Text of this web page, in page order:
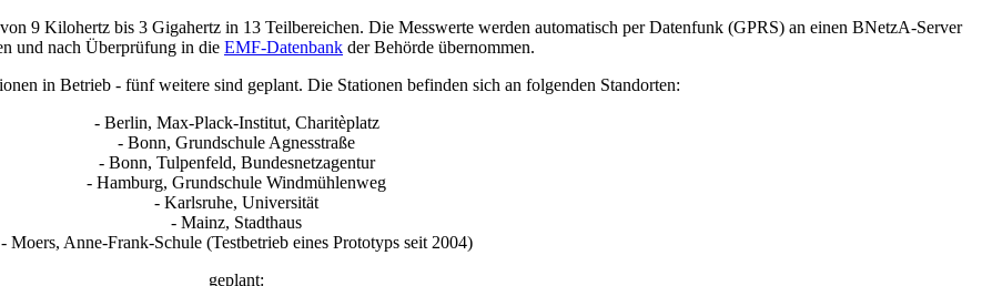
9 Kilohertz bis 3 Gigahertz in 13 Teilbereichen. Die Messwerte werden automatisch per Datenfunk (GPRS) an einen BNetzA-Server
und nach Überprüfung in die EMF-Datenbank der Behörde übernommen.
in Betrieb - fünf weitere sind geplant. Die Stationen befinden sich an folgenden Standorten:
- Berlin, Max-Plack-Institut, Charitèplatz
- Bonn, Grundschule Agnesstraße
- Bonn, Tulpenfeld, Bundesnetzagentur
- Hamburg, Grundschule Windmühlenweg
- Karlsruhe, Universität
- Mainz, Stadthaus
- Moers, Anne-Frank-Schule (Testbetrieb eines Prototyps seit 2004)
geplant: